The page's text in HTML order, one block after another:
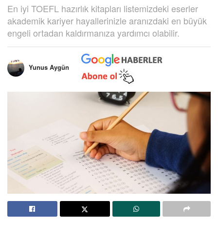
En iyi TOEFL hazırlık kitapları listemizdeki eserler
akademik kariyer hayallerinizle aranızdaki en büyük
engeli ortadan kaldırmanıza yardımcı olabilir.
Yunus Aygün